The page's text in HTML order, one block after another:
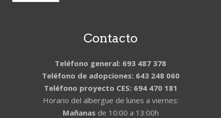
Contacto
Teléfono general: 693 487 378
Teléfono de adopciones: 643 248 060
Teléfono proyecto CES: 694 470 181
Horario del albergue de lunes a viernes:
Mañanas de 10:00 a 13:00h